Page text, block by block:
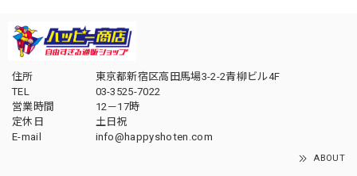
住所
東京都新宿区高田馬場3-2-2青柳ビル4F
TEL
03-3525-7022
営業時間
12－17時
定休日
土日祝
E-mail
info@happyshoten.com
ABOUT